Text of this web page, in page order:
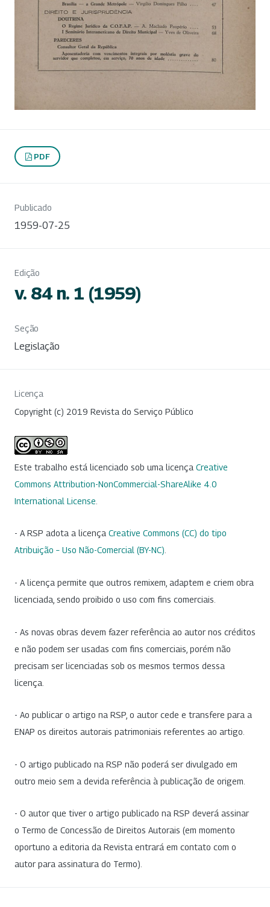
PDF
Publicado
1959-07-25
Edição
v. 84 n. 1 (1959)
Seção
Legislação
Licença
Copyright (c) 2019 Revista do Serviço Público
Este trabalho está licenciado sob uma licença Creative
Commons Attribution-NonCommercial-ShareAlike 4.0
International License
- A RSP adota a licença Creative Commons (CC) do tipo
Atribuição – Uso Não-Comercial (BY-NC).
- A licença permite que outros remixem, adaptem e criem obra
licenciada, sendo proibido o uso com fins comerciais.
- As novas obras devem fazer referência ao autor nos créditos
e não podem ser usadas com fins comerciais, porém não
precisam ser licenciadas sob os mesmos termos dessa
licença.
- Ao publicar o artigo na RSP, o autor cede e transfere para a
ENAP os direitos autorais patrimoniais referentes ao artigo.
- O artigo publicado na RSP não poderá ser divulgado em
outro meio sem a devida referência à publicação de origem.
- O autor que tiver o artigo publicado na RSP deverá assinar
o Termo de Concessão de Direitos Autorais (em momento
oportuno a editoria da Revista entrará em contato com o
autor para assinatura do Termo).